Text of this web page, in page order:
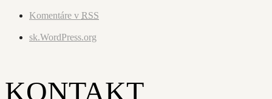
Komentáre v RSS
sk.WordPress.org
KONTAKT